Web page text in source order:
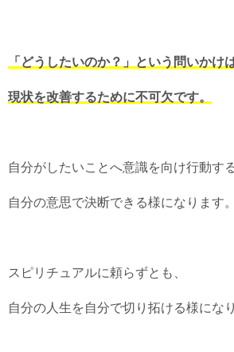
「どうしたいのか？」という問いかけは
現状を改善するために不可欠です。
自分がしたいことへ意識を向け行動す
自分の意思で決断できる様になります。
スピリチュアルに頼らずとも、
自分の人生を自分で切り拓ける様にな